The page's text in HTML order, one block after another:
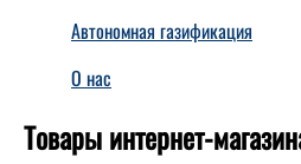
Автономная газификация
О нас
Товары интернет-